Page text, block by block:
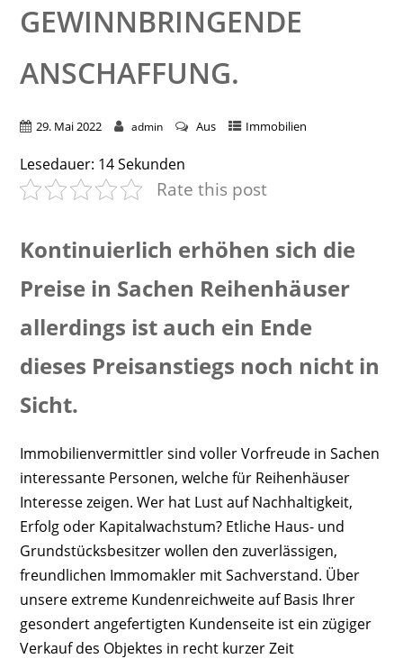
EWINNBRINGENDE A
NSCHAFFUNG.
29. Mai 2022 admin Aus Immobilien
Lesedauer: 14Sekunden
Rate this post
Kontinuierlich erhöhen sich die
Preise in Sachen Reihenhäuser
allerdings ist auch ein Ende
dieses Preisanstiegs noch nicht in
Sicht.
Immobilienvermittler sind voller Vorfreude in Sachen
interessante Personen, welche für Reihenhäuser
Interesse zeigen. Wer hat Lust auf Nachhaltigkeit,
Erfolg oder Kapitalwachstum? Etliche Haus- und
Grundstücksbesitzer wollen den zuverlässigen,
freundlichen Immomakler mit Sachverstand. Über
unsere extreme Kundenreichweite auf Basis Ihrer
gesondert angefertigten Kundenseite ist ein zügiger
Verkauf des Objektes in recht kurzer Zeit